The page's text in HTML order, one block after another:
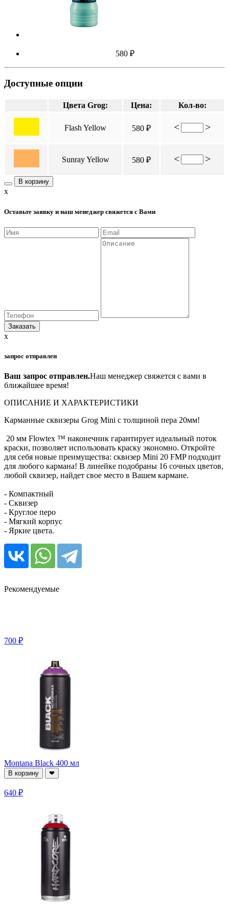
580 ₽
Доступные опции
Цвета Grog: Цена: Кол-во:
Flash Yellow 580 ₽ < >
Sunray Yellow 580 ₽ < >
В корзину
x
Оставьте заявку и наш менеджер свяжется с Вами
x
запрос отправлен
Ваш запрос отправлен.Наш менеджер свяжется с вами в
ближайшее время!
ОПИСАНИЕ И ХАРАКТЕРИСТИКИ
Карманные сквизеры Grog Mini с толщиной пера 20мм!
20 мм Flowtex ™ наконечник гарантирует идеальный поток
краски, позволяет использовать краску экономно. Откройте
для себя новые преимущества: сквизер Mini 20 FMP подходит
для любого кармана! В линейке подобраны 16 сочных цветов,
любой сквизер, найдет свое место в Вашем кармане.
- Компактный
- Сквизер
- Круглое перо
- Мягкий корпус
- Яркие цвета.
Рекомендуемые
700 ₽
Montana Black 400 мл
В корзину ❤
640 ₽